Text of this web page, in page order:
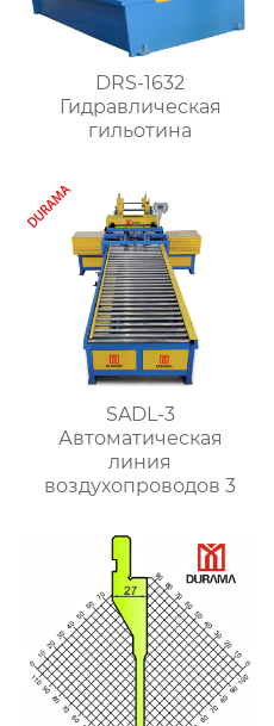
DRS-1632
Гидравлическая
гильотина
SADL-3
Автоматическая
линия
воздухопроводов 3